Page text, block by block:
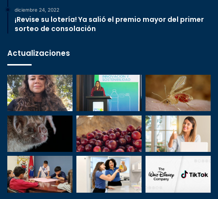
diciembre 24, 2022
¡Revise su lotería! Ya salió el premio mayor del primer
sorteo de consolación
Actualizaciones